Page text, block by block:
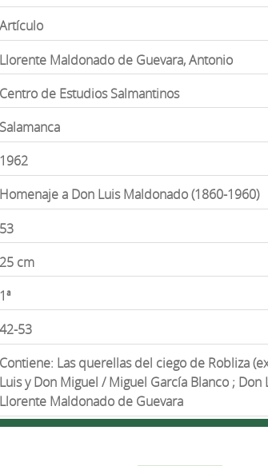
Artículo
Llorente Maldonado de Guevara, Antonio
Centro de Estudios Salmantinos
Salamanca
1962
Homenaje a Don Luis Maldonado (1860-1960)
53
25 cm
1ª
42-53
Contiene: Las querellas del ciego de Robliza
Luis y Don Miguel / Miguel García Blanco ;
Llorente Maldonado de Guevara